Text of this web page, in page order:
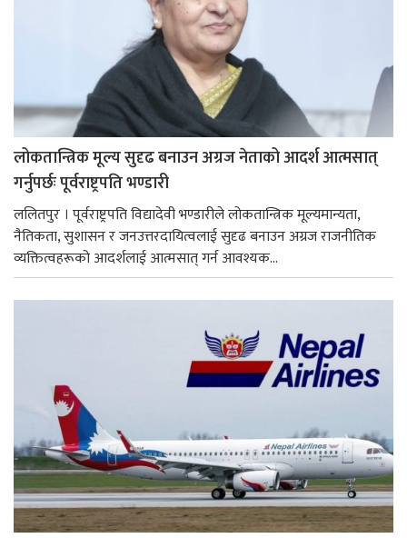
लोकतान्त्रिक मूल्य सुदृढ बनाउन अग्रज नेताको आदर्श आत्मसात्
गर्नुपर्छः पूर्वराष्ट्रपति भण्डारी
ललितपुर । पूर्वराष्ट्रपति विद्यादेवी भण्डारीले लोकतान्त्रिक मूल्यमान्यता,
नैतिकता, सुशासन र जनउत्तरदायित्वलाई सुदृढ बनाउन अग्रज राजनीतिक
व्यक्तित्वहरूको आदर्शलाई आत्मसात् गर्न आवश्यक...